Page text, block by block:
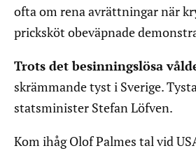
ofta om rena avrättningar när
pricksköt obeväpnade
Trots det besinningslösa
skrämmande tyst i Sverige.
statsminister Stefan Löfven.
Kom ihåg Olof Palmes tal vid